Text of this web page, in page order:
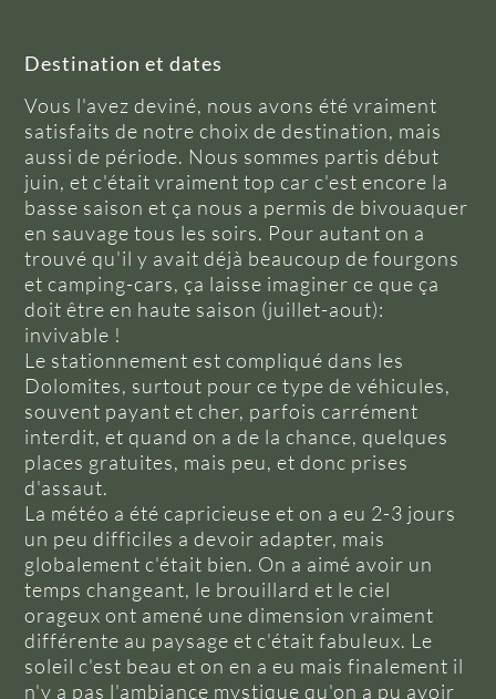
Destination et dates
Vous l'avez deviné, nous avons été vraiment
satisfaits de notre choix de destination, mais
aussi de période. Nous sommes partis début
juin, et c'était vraiment top car c'est encore la
basse saison et ça nous a permis de bivouaquer
en sauvage tous les soirs. Pour autant on a
trouvé qu'il y avait déjà beaucoup de fourgons
et camping-cars, ça laisse imaginer ce que ça
doit être en haute saison (juillet-aout):
invivable !
Le stationnement est compliqué dans les
Dolomites, surtout pour ce type de véhicules,
souvent payant et cher, parfois carrément
interdit, et quand on a de la chance, quelques
places gratuites, mais peu, et donc prises
d'assaut.
La météo a été capricieuse et on a eu 2-3 jours
un peu difficiles a devoir adapter, mais
globalement c'était bien. On a aimé avoir un
temps changeant, le brouillard et le ciel
orageux ont amené une dimension vraiment
différente au paysage et c'était fabuleux. Le
soleil c'est beau et on en a eu mais finalement il
n'y a pas l'ambiance mystique qu'on a pu avoir